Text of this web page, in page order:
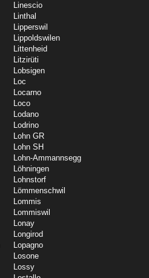
Linescio
Linthal
Lipperswil
Lippoldswilen
Littenheid
Litzirüti
Lobsigen
Loc
Locarno
Loco
Lodano
Lodrino
Lohn GR
Lohn SH
Lohn-Ammannsegg
Löhningen
Lohnstorf
Lömmenschwil
Lommis
Lommiswil
Lonay
Longirod
Lopagno
Losone
Lossy